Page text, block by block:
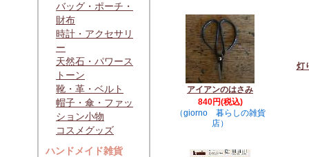
バッグ・ポーチ・
財布
時計・アクセサリ
ー
天然石・パワース
トーン
靴・革・ベルト
帽子・傘・ファッ
ション小物
コスメグッズ
ハンドメイド雑貨
アイアンのはさみ
840円(税込)
（giorno 暮らしの雑貨
店）
灯